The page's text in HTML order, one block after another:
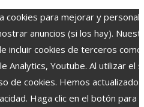
cookies para mejorar y
anuncios (si los hay).
incluir cookies de terceros como
Analytics, Youtube. Al utilizar el
de cookies. Hemos actualizado
Haga clic en el botón para